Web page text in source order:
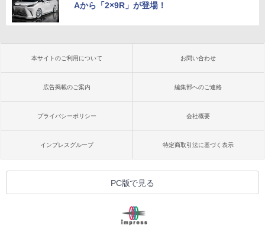
Aから「2×9R」が登場！
本サイトのご利用について お問い合わせ
広告掲載のご案内 編集部へのご連絡
プライバシーポリシー 会社概要
インプレスグループ 特定商取引法に基づく表示
PC版で見る